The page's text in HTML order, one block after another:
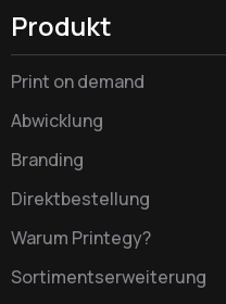
Produkt
Print on demand
Abwicklung
Branding
Direktbestellung
Warum Printegy?
Sortimentserweiterung